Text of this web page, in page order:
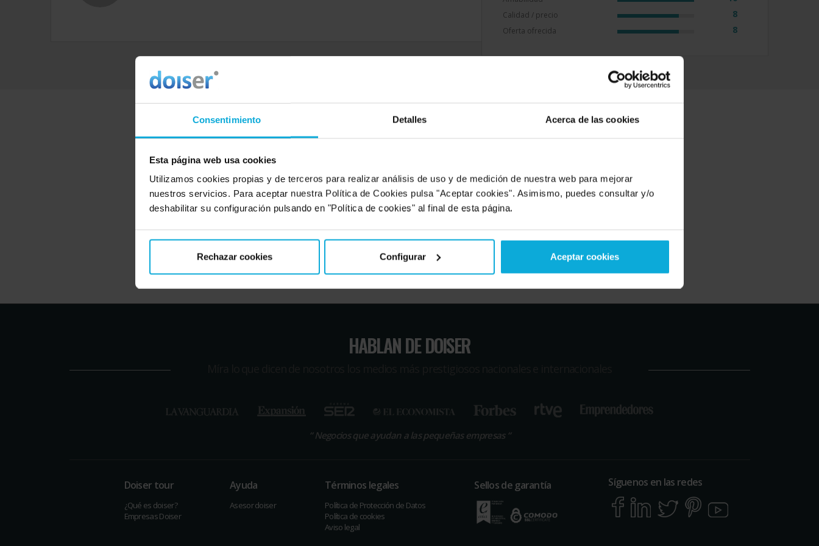
Consentimiento Detalles Acerca de las cookies
Esta página web usa cookies
Utilizamos cookies propias y de terceros para realizar análisis de uso y de medición de nuestra web para mejorar
nuestros servicios. Para aceptar nuestra Política de Cookies pulsa "Aceptar cookies". Asimismo, puedes consultar y/o
deshabilitar su configuración pulsando en "Política de cookies" al final de esta página.
Rechazar cookies Configurar Aceptar cookies
Calidad / precio 8
Oferta ofrecida 8
SERVICIOS MÁS DEMANDADOS
Gestoría y asesoría
26 Novedades
Diseño de páginas
LOPD y protección
22 Novedades
Renting de coches
Prevención de
24 Novedades
HABLAN DE DOISER
“Negocios que ayudan a las pequeñas empresas “
Doiser tour
¿Qué es doiser?
Empresas Doiser
Ayuda
Asesor doiser
Términos legales
Política de Protección de Datos
Política de cookies
Aviso legal
Sellos de garantía Síguenos en las redes